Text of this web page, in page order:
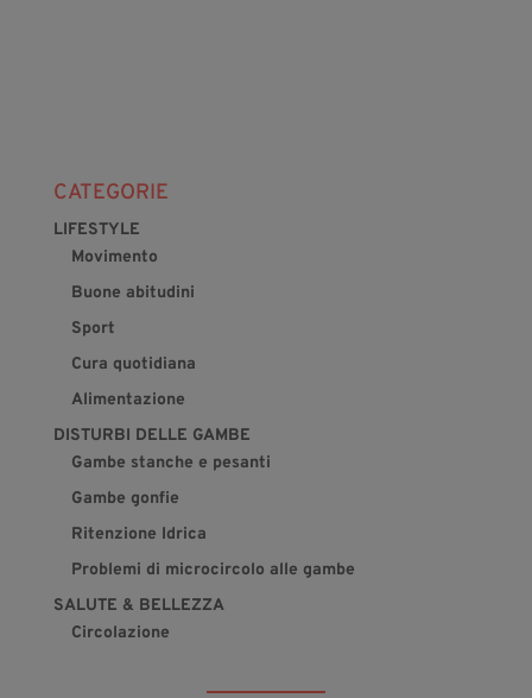
CATEGORIE
LIFESTYLE
Movimento
Buone abitudini
Sport
Cura quotidiana
Alimentazione
DISTURBI DELLE GAMBE
Gambe stanche e pesanti
Gambe gonfie
Ritenzione Idrica
Problemi di microcircolo alle gambe
SALUTE & BELLEZZA
Circolazione